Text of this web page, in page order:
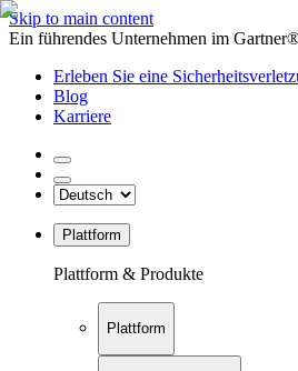
Skip to main content
Ein führendes Unternehmen im
Erleben Sie eine
Blog
Karriere
Plattform
Plattform & Produkte
Plattform